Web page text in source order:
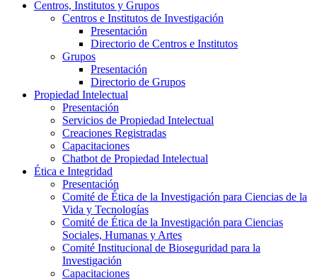
Centros, Institutos y Grupos
Centros e Institutos de Investigación
Presentación
Directorio de Centros e Institutos
Grupos
Presentación
Directorio de Grupos
Propiedad Intelectual
Presentación
Servicios de Propiedad Intelectual
Creaciones Registradas
Capacitaciones
Chatbot de Propiedad Intelectual
Ética e Integridad
Presentación
Comité de Ética de la Investigación para Ciencias de la
Vida y Tecnologías
Comité de Ética de la Investigación para Ciencias
Sociales, Humanas y Artes
Comité Institucional de Bioseguridad para la
Investigación
Capacitaciones